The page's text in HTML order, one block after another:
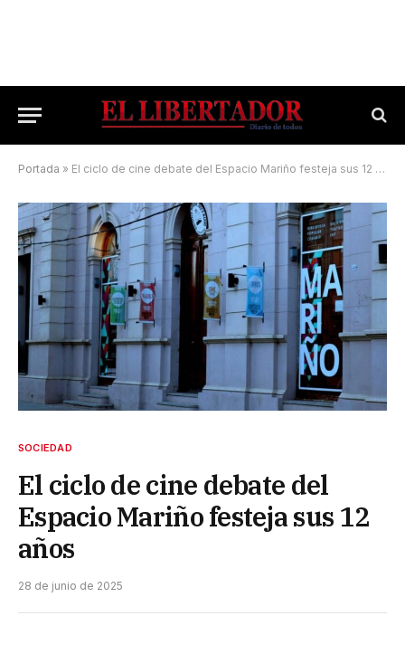
Portada » El ciclo de cine debate del Espacio Mariño festeja sus 12 años
SOCIEDAD
El ciclo de cine debate del
Espacio Mariño festeja sus 12
años
28 de junio de 2025